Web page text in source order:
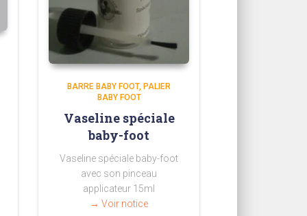
BARRE BABY FOOT PALIER
BABY FOOT
Vaseline spéciale
baby-foot
Vaseline spéciale baby-foot
avec son pinceau
applicateur 15ml
→ Voir notice